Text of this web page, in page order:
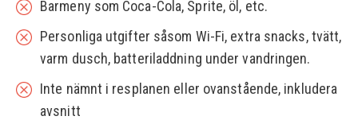
Barmeny som Coca-Cola, Sprite, öl, etc.
Personliga utgifter såsom Wi-Fi, extra snacks, tvätt,
varm dusch, batteriladdning under vandringen.
Inte nämnt i resplanen eller ovanstående, inkludera
avsnitt